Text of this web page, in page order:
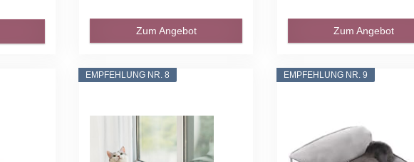
Zum Angebot Zum Angebot
EMPFEHLUNG NR. 8 EMPFEHLUNG NR. 9